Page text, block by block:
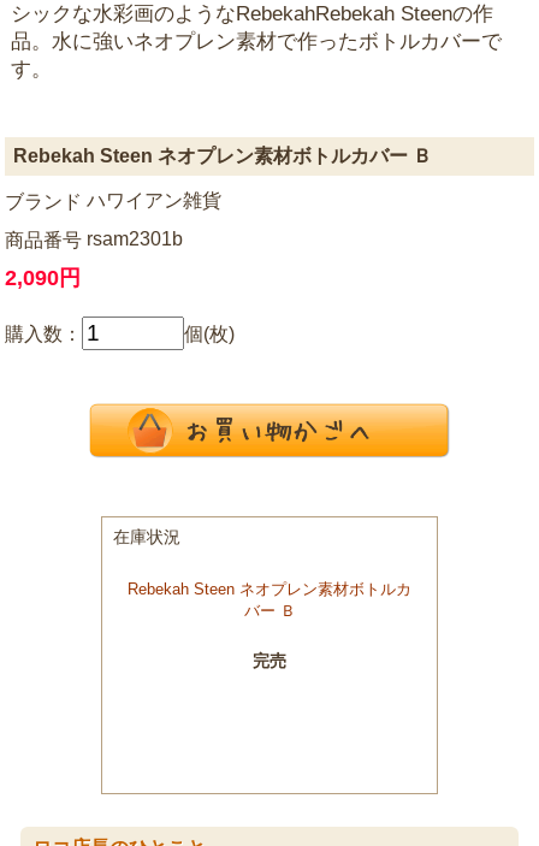
シックな水彩画のようなRebekahRebekah Steenの作
品。水に強いネオプレン素材で作ったボトルカバーで
す。
Rebekah Steen ネオプレン素材ボトルカバー Ｂ
ブランドハワイアン雑貨
商品番号 rsam2301b
2,090円
購入数： 個(枚)